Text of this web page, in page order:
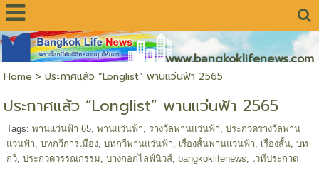
www.bangkoklifenews.com
Home > ประกาศแล้ว “Longlist” พานแว่นฟ้า 2565
ประกาศแล้ว “Longlist” พานแว่นฟ้า 2565
Tags: พานแว่นฟ้า 65, พานแว่นฟ้า รางวัลพานแว่นฟ้า ประกวดรางวัลพาน
แว่นฟ้า บทกวีการเมือง, บทกวีพานแว่นฟ้า เรื่องสั้นพานแว่นฟ้า เรื่องสั้น, บท
กวี, ประกวดวรรณกรรม บางกอกไลฟ์นิวส์, bangkoklifenews เวทีประกวด